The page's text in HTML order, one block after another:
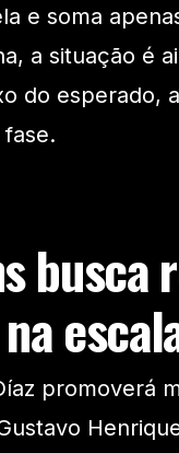
e soma
a situação é
do esperado,
busca
promoverá